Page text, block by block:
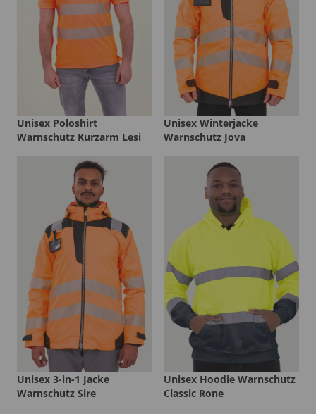
Unisex Poloshirt
Warnschutz Kurzarm Lesi
Unisex Winterjacke
Warnschutz Jova
Unisex 3-in-1 Jacke
Warnschutz Sire
Unisex Hoodie Warnschutz
Classic Rone